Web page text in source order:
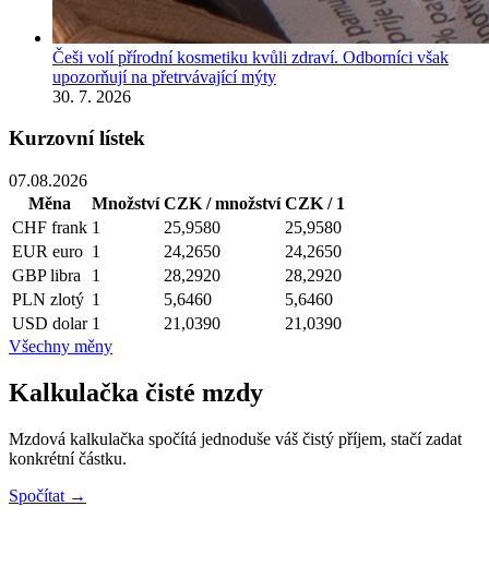
Češi volí přírodní kosmetiku kvůli zdraví. Odborníci však
upozorňují na přetrvávající mýty
30. 7. 2026
Kurzovní lístek
07.08.2026
Měna
Množství CZK / množství CZK / 1
CHF frank 1 25,9580
25,9580
EUR euro 1 24,2650
24,2650
GBP libra 1 28,2920
28,2920
PLN zlotý 1 5,6460
5,6460
USD dolar 1 21,0390
21,0390
Všechny měny
Kalkulačka čisté mzdy
Mzdová kalkulačka spočítá jednoduše váš čistý příjem, stačí zadat
konkrétní částku.
Spočítat →